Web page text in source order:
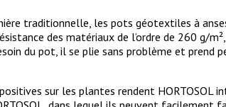
traditionnelle, les pots géotextiles à
des matériaux de l’ordre de 260 g/
du pot, il se plie sans problème et prend
sur les plantes rendent HORTOSOL